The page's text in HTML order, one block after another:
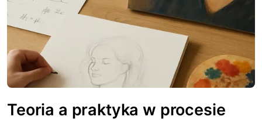
Teoria a praktyka w procesie